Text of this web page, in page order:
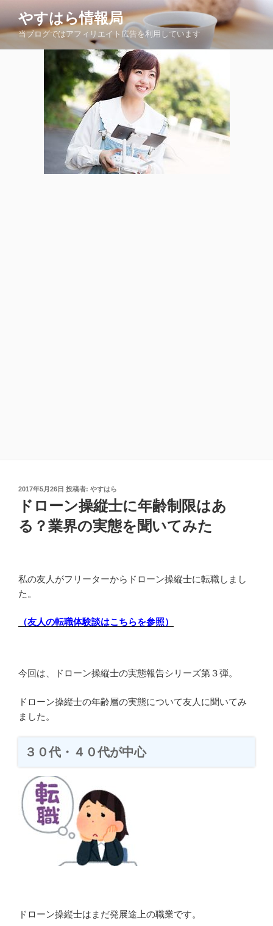
テ
ン
やすはら情報局
当ブログではアフィリエイト広告を利用しています
投
稿
2017年5月26日 投稿者: やすはら
ドローン操縦士に年齢制限はあ
る？業界の実態を聞いてみた
私の友人がフリーターからドローン操縦士に転職しまし
た。
（友人の転職体験談はこちらを参照）
今回は、ドローン操縦士の実態報告シリーズ第３弾。
ドローン操縦士の年齢層の実態について友人に聞いてみ
ました。
３０代・４０代が中心
ドローン操縦士はまだ発展途上の職業です。